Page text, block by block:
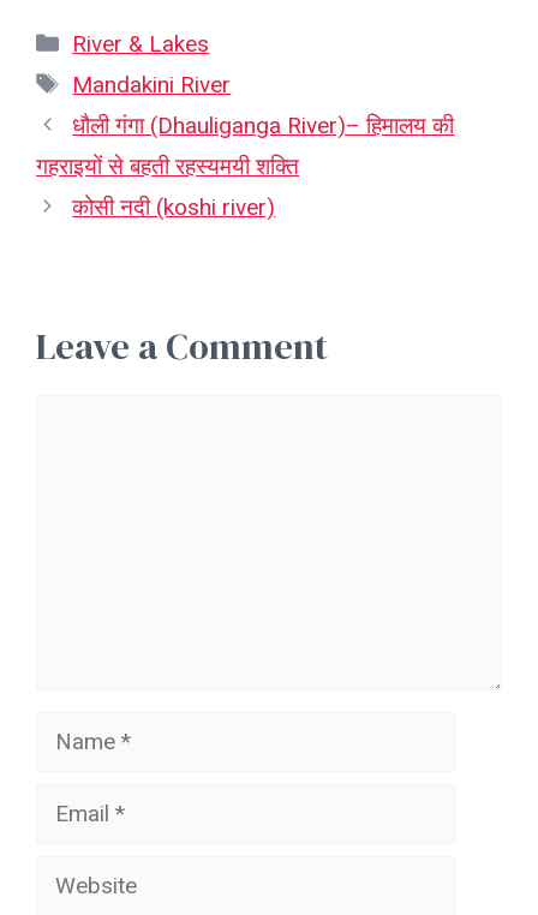
Categories
River & Lakes
Tags
Mandakini River
धौली गंगा (Dhauliganga River)– हिमालय की
गहराइयों से बहती रहस्यमयी शक्ति
कोसी नदी (koshi river)
Leave a Comment
Name
Email
Website